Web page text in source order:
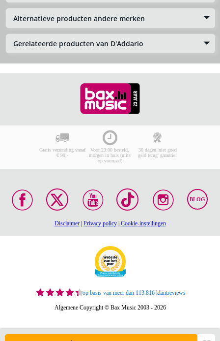
Alternatieve producten andere merken
Gerelateerde producten van D'Addario
Gratis verzending vanaf
€ 99,-
Voor 23:00 besteld,
morgen in huis (mits
op voorraad)
30 dagen 'niet goed
geld terug' garantie!
BLOG
Disclaimer| Privacy policy| Cookie-instellingen
op basis van meer dan 113.816 klantreviews
Algemene Copyright © Bax Music 2003 - 2026